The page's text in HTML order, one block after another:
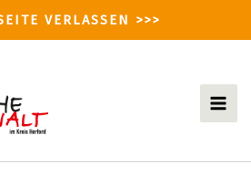
VERLASSEN >>>